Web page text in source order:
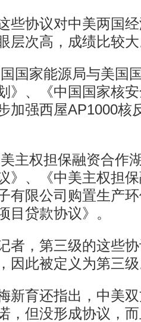
协议对中美两国经
层次高，成绩比较
家能源局与美国
》、《中国国家核
加强西屋AP1000核
权担保融资合作
》、《中美主权担
有限公司购置生产
目贷款协议》。
，第三级的这些协
因此被定义为第三
育还指出，中美双
，但没形成协议，